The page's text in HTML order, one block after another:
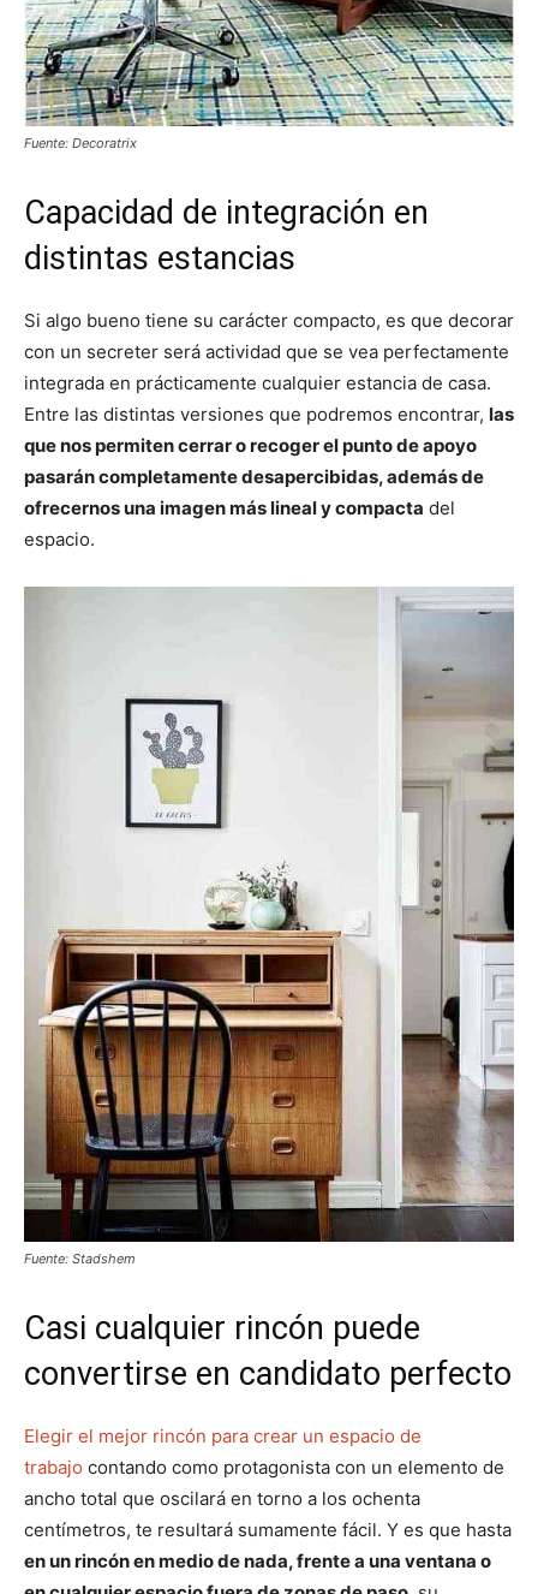
Fuente: Decoratrix
Capacidad de integración en
distintas estancias
Si algo bueno tiene su carácter compacto, es que decorar
con un secreter será actividad que se vea perfectamente
integrada en prácticamente cualquier estancia de casa.
Entre las distintas versiones que podremos encontrar, las
que nos permiten cerrar o recoger el punto de apoyo
pasarán completamente desapercibidas, además de
ofrecernos una imagen más lineal y compacta del
espacio.
Fuente: Stadshem
Casi cualquier rincón puede
convertirse en candidato perfecto
Elegir el mejor rincón para crear un espacio de
trabajo contando como protagonista con un elemento de
ancho total que oscilará en torno a los ochenta
centímetros, te resultará sumamente fácil. Y es que hasta
en un rincón en medio de nada, frente a una ventana o